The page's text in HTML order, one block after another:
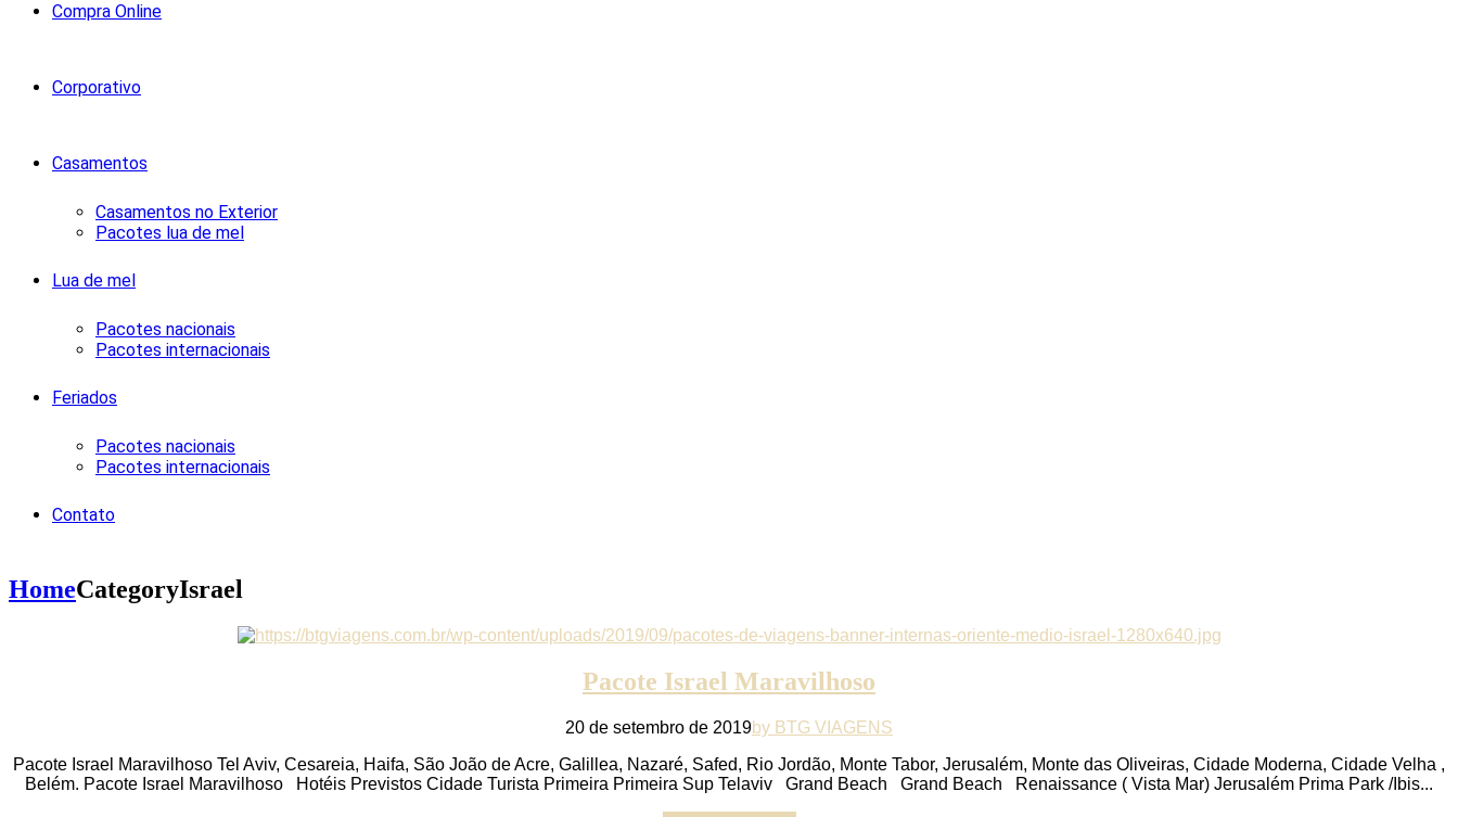
Compra Online
Corporativo
Casamentos
Casamentos no Exterior
Pacotes lua de mel
Lua de mel
Pacotes nacionais
Pacotes internacionais
Feriados
Pacotes nacionais
Pacotes internacionais
Contato
HomeCategoryIsrael
Pacote Israel Maravilhoso
20 de setembro de 2019by BTG VIAGENS
Pacote Israel Maravilhoso Tel Aviv, Cesareia, Haifa, São João de Acre, Galillea, Nazaré, Safed, Rio Jordão, Monte Tabor, Jerusalém, Monte das Oliveiras, Cidade Moderna, Cidade Velha ,
Belém. Pacote Israel Maravilhoso Hotéis Previstos Cidade Turista Primeira Primeira Sup Telaviv Grand Beach Grand Beach Renaissance ( Vista Mar) Jerusalém Prima Park /Ibis...